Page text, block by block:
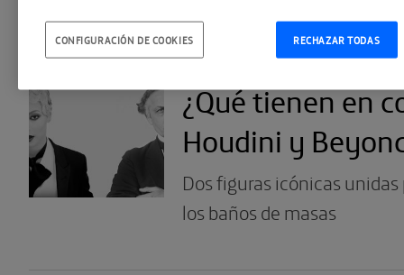
¿Qué tienen en
Houdini y
Dos figuras icónicas
los baños de masas
RECHAZAR TODAS
CONFIGURACIÓN DE COOKIES